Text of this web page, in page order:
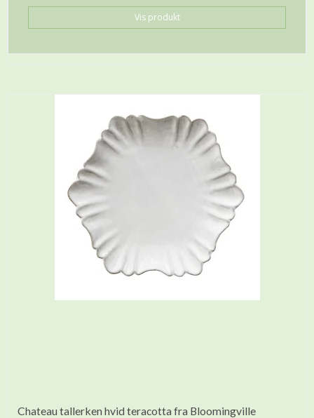
Vis produkt
Chateau tallerken hvid teracotta fra Bloomingville